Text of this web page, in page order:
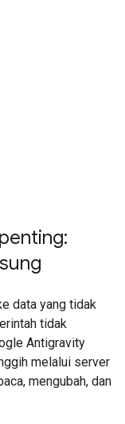
data yang tidak
tidak
Antigravity
melalui server
mengubah, dan